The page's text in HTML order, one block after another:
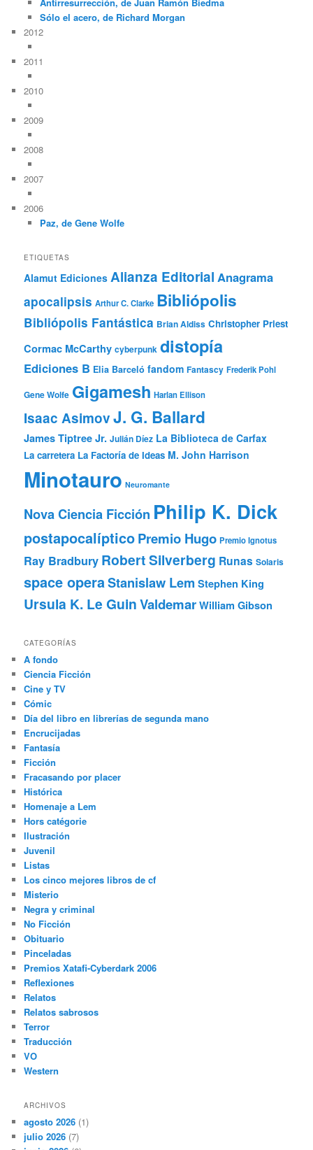
Sólo el acero, de Richard Morgan
2012
2011
2010
2009
2008
2007
2006
Paz, de Gene Wolfe
ETIQUETAS
Alamut Ediciones Alianza Editorial Anagrama
apocalipsis Arthur C. Clarke Bibliópolis
Bibliópolis Fantástica Brian Aldiss Christopher Priest
Cormac McCarthy cyberpunk distopía
Ediciones B Elia Barceló fandom Fantascy Frederik Pohl
Gene Wolfe Gigamesh Harlan Ellison
Isaac AsimovJ. G. Ballard
James Tiptree Jr. Julián Díez La Biblioteca de Carfax
La carretera La Factoría de Ideas M. John Harrison
Minotauro Neuromante
Nova Ciencia Ficción Philip K. Dick
postapocalípticoPremio Hugo Premio Ignotus
Ray Bradbury Robert Silverberg Runas Solaris
space operaStanislaw Lem Stephen King
Ursula K. Le GuinValdemarWilliam Gibson
CATEGORÍAS
A fondo
Ciencia Ficción
Cine y TV
Cómic
Día del libro en librerías de segunda mano
Encrucijadas
Fantasía
Ficción
Fracasando por placer
Histórica
Homenaje a Lem
Hors catégorie
Ilustración
Juvenil
Listas
Los cinco mejores libros de cf
Misterio
Negra y criminal
No Ficción
Obituario
Pinceladas
Premios Xatafi-Cyberdark 2006
Reflexiones
Relatos
Relatos sabrosos
Terror
Traducción
VO
Western
ARCHIVOS
agosto 2026 (1)
julio 2026 (7)